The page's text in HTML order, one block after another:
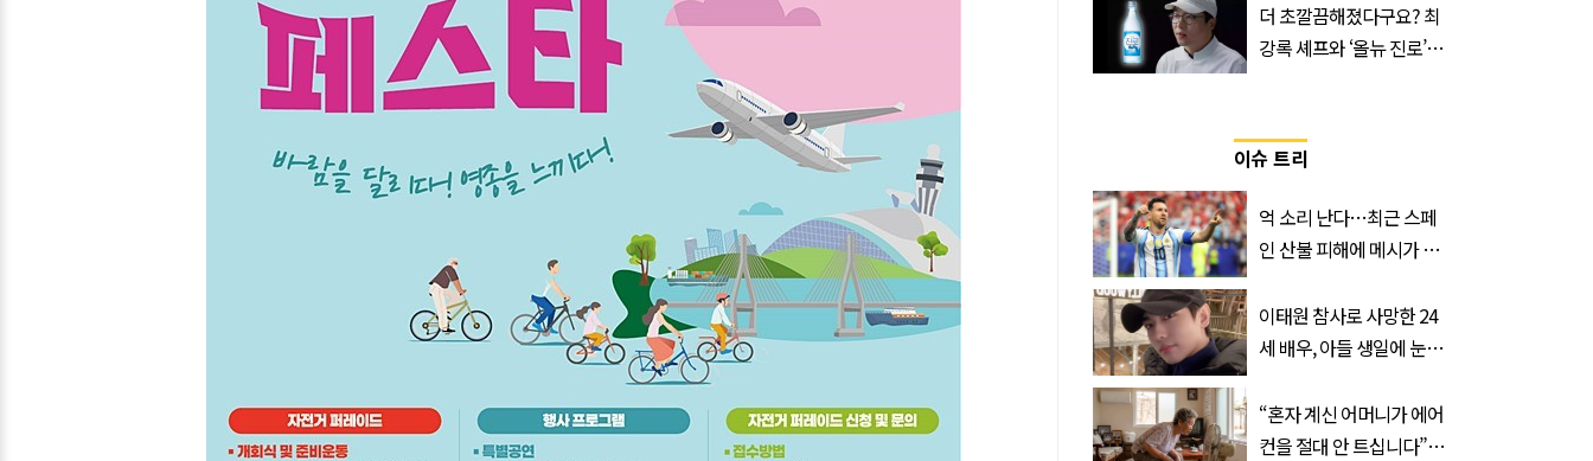
‘Quatrefolic®’ 주목
더 초깔끔해졌다구요? 최
강록 셰프와 ‘올뉴 진로’의
이슈 트리
억 소리 난다…최근 스페
인 산불 피해에 메시가 기
이태원 참사로 사망한 24
세 배우, 아들 생일에 눈물
“혼자 계신 어머니가 에어
컨을 절대 안 트십니다”…